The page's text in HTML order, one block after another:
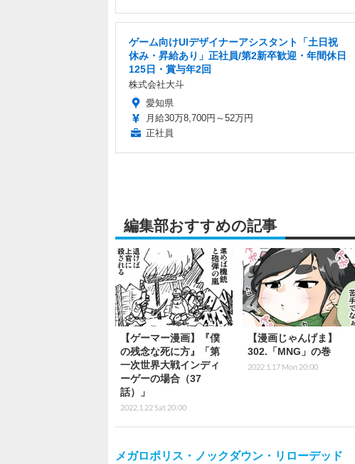
ゲーム向けUIデザイナーアシスタント「土日祝
休み・昇給あり」正社員/第2新卒歓迎・年間休日
125日・賞与年2回
株式会社大斗
愛知県
月給30万8,700円～52万円
正社員
編集部おすすめの記事
【ゲーマー漫画】『僕
の残念な死に方』「第
一次世界大戦インディ
ーゲーの場合（37
話）」
2022.1.22 Sat 20:00
【漫画じゃんげま】
302.「MNG」の巻
2022.1.17 Mon 20:00
メガロポリス・ノックダウン・リローデッド